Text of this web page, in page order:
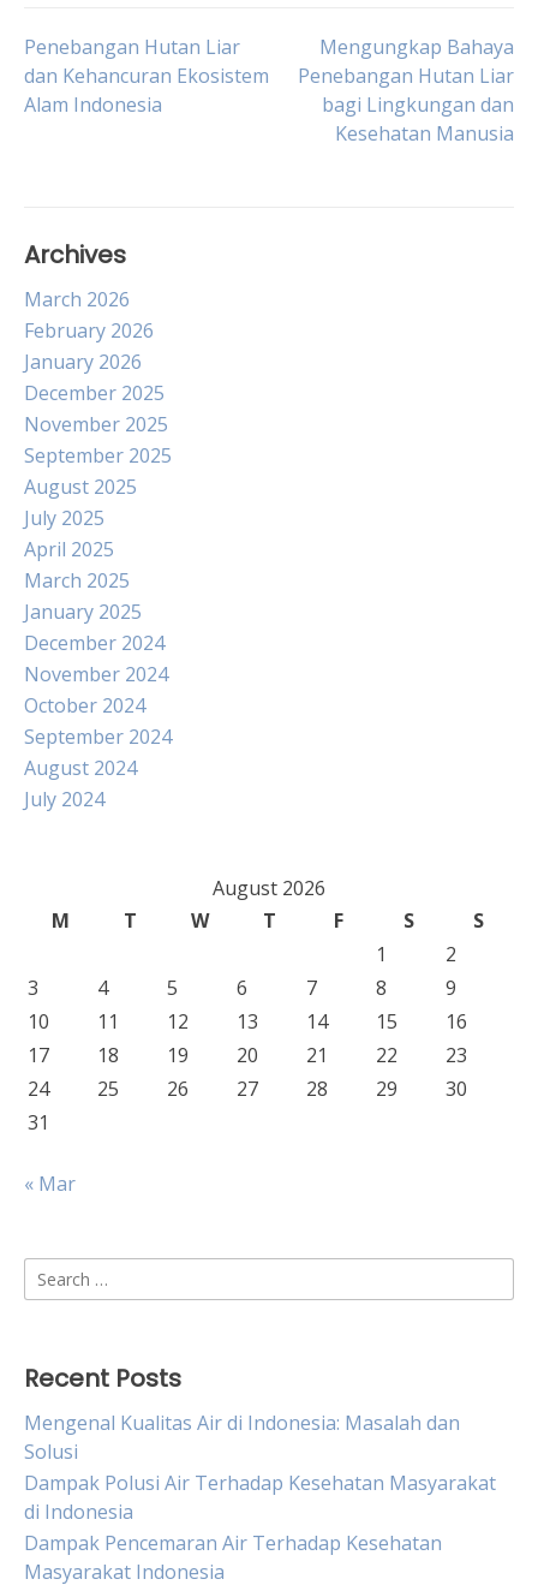
Post
navigation
Penebangan Hutan Liar
dan Kehancuran Ekosistem
Alam Indonesia
Mengungkap Bahaya
Penebangan Hutan Liar
bagi Lingkungan dan
Kesehatan Manusia
Archives
March 2026
February 2026
January 2026
December 2025
November 2025
September 2025
August 2025
July 2025
April 2025
March 2025
January 2025
December 2024
November 2024
October 2024
September 2024
August 2024
July 2024
August 2026
M
T W T F S
S
1
2
3
4 5 6 7 8
9
10
11 12 13 14 15
16
17
18 19 20 21 22
23
24
25 26 27 28 29
30
31
« Mar
Search
for:
Recent Posts
Mengenal Kualitas Air di Indonesia: Masalah dan
Solusi
Dampak Polusi Air Terhadap Kesehatan Masyarakat
di Indonesia
Dampak Pencemaran Air Terhadap Kesehatan
Masyarakat Indonesia